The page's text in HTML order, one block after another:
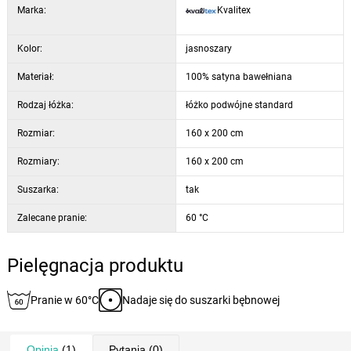
ułatwić prasowanie, zalecamy prasowanie lekko zwilżonego
Marka: Kvalitex
Kolor: jasnoszary
Materiał: 100% satyna bawełniana
Rodzaj łóżka: łóżko podwójne standard
Rozmiar: 160 x 200 cm
Rozmiary: 160 x 200 cm
Suszarka: tak
Zalecane pranie: 60 °C
Pielęgnacja produktu
Pranie w 60°C Nadaje się do suszarki bębnowej